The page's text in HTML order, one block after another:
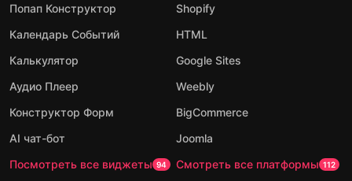
Попап Конструктор
Календарь Событий
Калькулятор
Аудио Плеер
Конструктор Форм
AI чат-бот
Посмотреть все виджеты 94
Shopify
HTML
Google Sites
Weebly
BigCommerce
Joomla
Смотреть все платформы 112